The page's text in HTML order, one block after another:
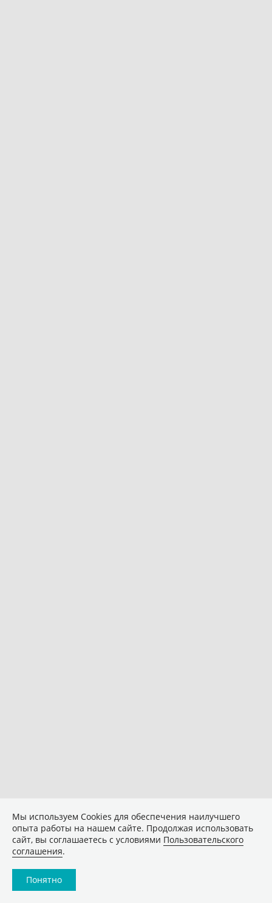
Мы используем Сookies для обеспечения наилучшего
опыта работы на нашем сайте. Продолжая использовать
сайт, вы соглашаетесь с условиями Пользовательского
соглашения.
Понятно